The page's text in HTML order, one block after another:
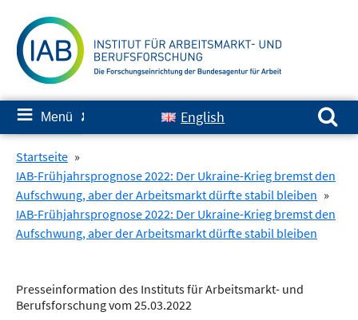
zum
Inhalt
≡ Menü ✘ English
Suchen nach:
Startseite »
IAB-Frühjahrsprognose 2022: Der Ukraine-Krieg bremst den
Aufschwung, aber der Arbeitsmarkt dürfte stabil bleiben »
IAB-Frühjahrsprognose 2022: Der Ukraine-Krieg bremst den
Aufschwung, aber der Arbeitsmarkt dürfte stabil bleiben
Presseinformation des Instituts für Arbeitsmarkt- und
Berufsforschung vom 25.03.2022